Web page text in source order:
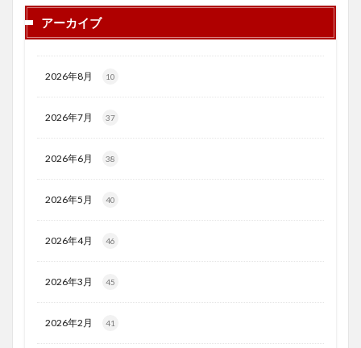
アーカイブ
2026年8月 10
2026年7月 37
2026年6月 38
2026年5月 40
2026年4月 46
2026年3月 45
2026年2月 41